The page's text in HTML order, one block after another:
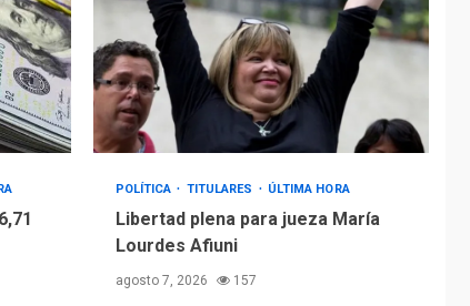
4
Libertad plena para
jueza María Lourdes
Afiuni
INTERNACIONALES
TITULARES
ÚLTIMA HORA
España impone
controles fronterizos
POLÍTICA TITULARES ÚLTIMA HORA
Libertad plena para jueza María
Lourdes Afiuni
agosto 7, 2026 157